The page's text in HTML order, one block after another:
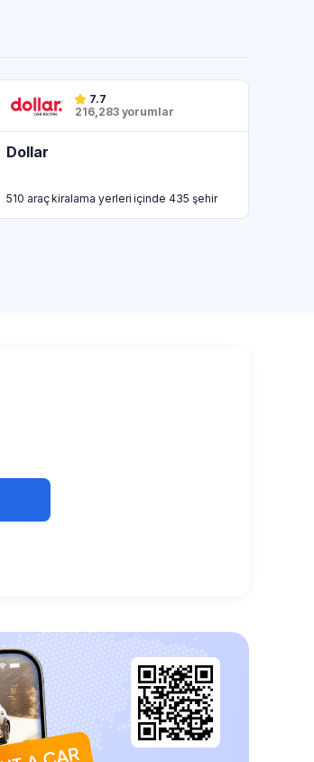
7.7
216,283 yorumlar
Dollar
510 araç kiralama yerleri içinde 435 şehir